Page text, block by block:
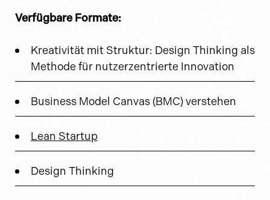
Verfügbare Formate:
Kreativität mit Struktur: Design Thinking als
Methode für nutzerzentrierte Innovation
Business Model Canvas (BMC) verstehen
Lean Startup
Design Thinking